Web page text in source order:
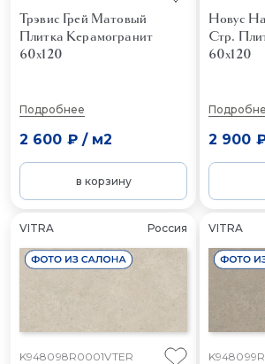
Трэвис Грей Матовый
Плитка Керамогранит
60x120
Подробнее
2 600 ₽/ м2
в корзину
Новус
Стр.
60x120
2 900
VITRA Россия
K948098R0001VTER
VITRA